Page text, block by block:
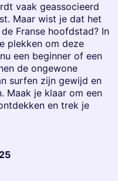
vaak geassocieerd
Maar wist je dat het
Franse hoofdstad? In
plekken om deze
een beginner of een
de ongewone
surfen zijn gewijd en
Maak je klaar om een
en trek je